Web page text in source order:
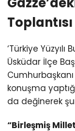
Toplantısı
‘Türkiye Yüzyılı
Üsküdar İlçe
konuşma
da değinerek
“Birleşmiş